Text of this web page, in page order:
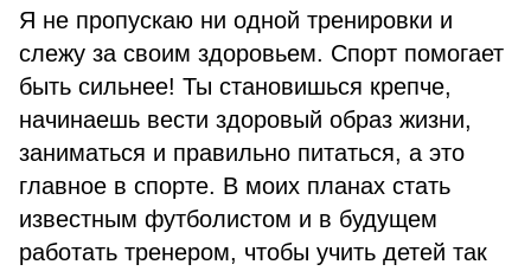
Я не пропускаю ни одной тренировки и
слежу за своим здоровьем. Спорт помогает
быть сильнее! Ты становишься крепче,
начинаешь вести здоровый образ жизни,
заниматься и правильно питаться, а это
главное в спорте. В моих планах стать
известным футболистом и в будущем
работать тренером, чтобы учить детей так